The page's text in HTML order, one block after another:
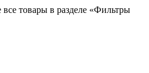
товары в разделе «Фильтры